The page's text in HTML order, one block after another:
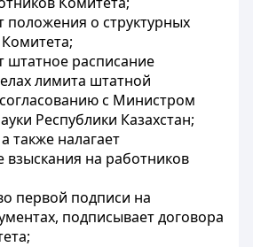
положения о структурных
штатное расписание
лимита штатной
с Министром
Республики Казахстан;
также налагает
на работников
первой подписи на
подписывает договора